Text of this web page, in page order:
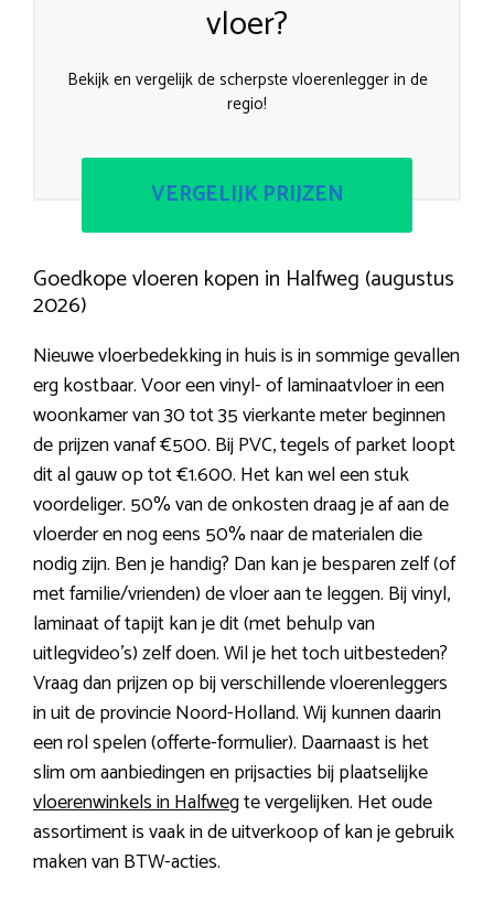
vloer?
Bekijk en vergelijk de scherpste vloerenlegger in de
regio!
VERGELIJK PRIJZEN
Goedkope vloeren kopen in Halfweg (augustus
2026)
Nieuwe vloerbedekking in huis is in sommige gevallen
erg kostbaar. Voor een vinyl- of laminaatvloer in een
woonkamer van 30 tot 35 vierkante meter beginnen
de prijzen vanaf €500. Bij PVC, tegels of parket loopt
dit al gauw op tot €1.600. Het kan wel een stuk
voordeliger. 50% van de onkosten draag je af aan de
vloerder en nog eens 50% naar de materialen die
nodig zijn. Ben je handig? Dan kan je besparen zelf (of
met familie/vrienden) de vloer aan te leggen. Bij vinyl,
laminaat of tapijt kan je dit (met behulp van
uitlegvideo’s) zelf doen. Wil je het toch uitbesteden?
Vraag dan prijzen op bij verschillende vloerenleggers
in uit de provincie Noord-Holland. Wij kunnen daarin
een rol spelen (offerte-formulier). Daarnaast is het
slim om aanbiedingen en prijsacties bij plaatselijke
vloerenwinkels in Halfwegte vergelijken. Het oude
assortiment is vaak in de uitverkoop of kan je gebruik
maken van BTW-acties.